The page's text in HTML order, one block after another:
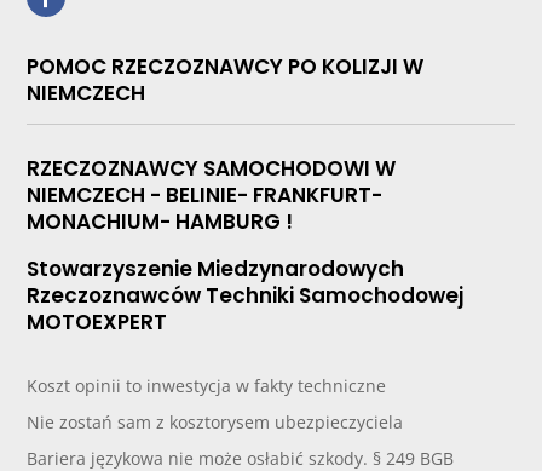
POMOC RZECZOZNAWCY PO KOLIZJI W
NIEMCZECH
RZECZOZNAWCY SAMOCHODOWI W
NIEMCZECH - BELINIE- FRANKFURT-
MONACHIUM- HAMBURG !
Stowarzyszenie Miedzynarodowych
Rzeczoznawców Techniki Samochodowej
MOTOEXPERT
Koszt opinii to inwestycja w fakty techniczne
Nie zostań sam z kosztorysem ubezpieczyciela
Bariera językowa nie może osłabić szkody. § 249 BGB